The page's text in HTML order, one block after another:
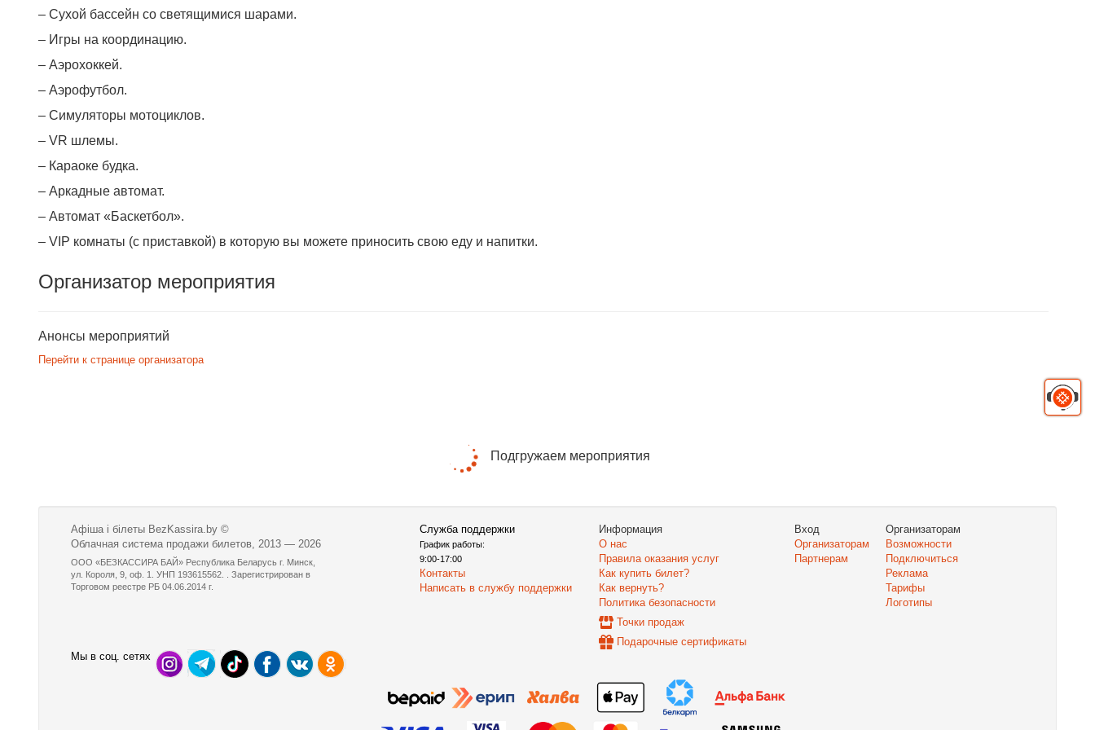
– Сухой бассейн со светящимися шарами.
– Игры на координацию.
– Аэрохоккей.
– Аэрофутбол.
– Симуляторы мотоциклов.
– VR шлемы.
– Караоке будка.
– Аркадные автомат.
– Автомат «Баскетбол».
– VIP комнаты (с приставкой) в которую вы можете приносить свою еду и напитки.
Организатор мероприятия
Анонсы мероприятий
Перейти к странице организатора
Подгружаем мероприятия
Афіша і білеты BezKassira.by ©
Облачная система продажи билетов, 2013 — 2026
ООО «БЕЗКАССИРА БАЙ» Республика Беларусь г. Минск,
ул. Короля, 9, оф. 1. УНП 193615562. . Зарегистрирован в
Торговом реестре РБ 04.06.2014 г.
Служба поддержки
График работы:
9:00-17:00
Контакты
Написать в службу поддержки
Информация
О нас
Правила оказания услуг
Как купить билет?
Как вернуть?
Политика безопасности
Точки продаж
Подарочные сертификаты
Вход
Организаторам
Партнерам
Организаторам
Возможности
Подключиться
Реклама
Тарифы
Логотипы
Мы в соц. сетях